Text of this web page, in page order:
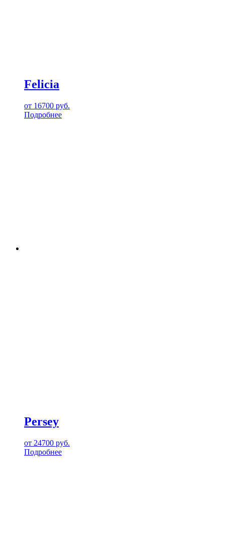
Felicia
от 16700 руб.
Подробнее
Persey
от 24700 руб.
Подробнее